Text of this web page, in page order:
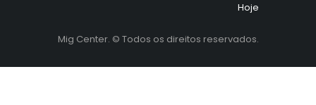
Hoje
Mig Center. © Todos os direitos reservados.